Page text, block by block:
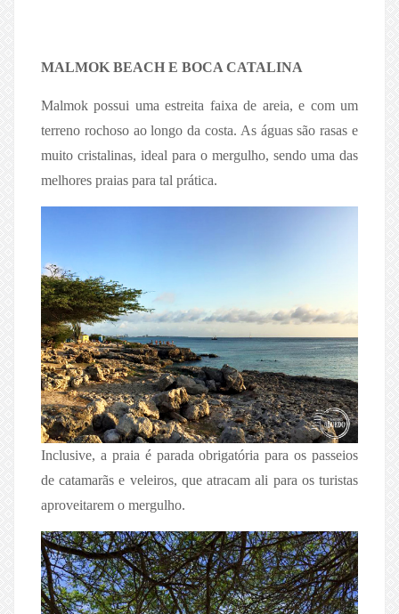
MALMOK BEACH E BOCA CATALINA
Malmok possui uma estreita faixa de areia, e com um
terreno rochoso ao longo da costa. As águas são rasas e
muito cristalinas, ideal para o mergulho, sendo uma das
melhores praias para tal prática.
Inclusive, a praia é parada obrigatória para os passeios
de catamarãs e veleiros, que atracam ali para os turistas
aproveitarem o mergulho.